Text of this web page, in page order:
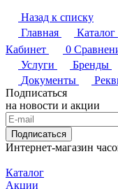
Назад к списку
Главная
Каталог
Кабинет
0
Услуги
Бренды
Документы
Подписаться
на новости и акции
Подписаться
Интернет-магазин
Каталог
Акции